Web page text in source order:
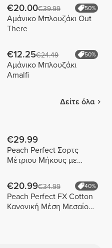
€20.00€39.99 50%
Αμάνικο Μπλουζάκι Out
There
€12.25€24.49 50%
Αμάνικο Μπλουζάκι
Amalfi
Δείτε όλα
€29.99
Peach Perfect Σορτς
Μέτριου Μήκους με
€20.99€34.99 40%
Peach Perfect FX Cotton
Κανονική Μέση Μεσαίου